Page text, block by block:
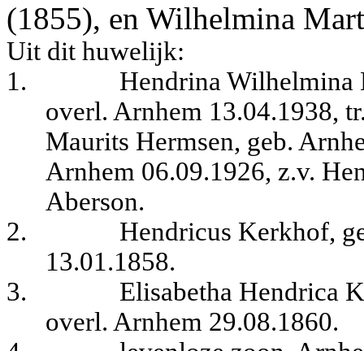
(1855), en Wilhelmina
Uit dit huwelijk:
1.
Hendrina Wilhelmina
overl. Arnhem 13.04.1938,
Maurits Hermsen, geb.
Arnhem 06.09.1926, z.v.
Aberson.
2.
Hendricus Kerkhof,
13.01.1858.
3.
Elisabetha Hendrica
overl. Arnhem 29.08.1860.